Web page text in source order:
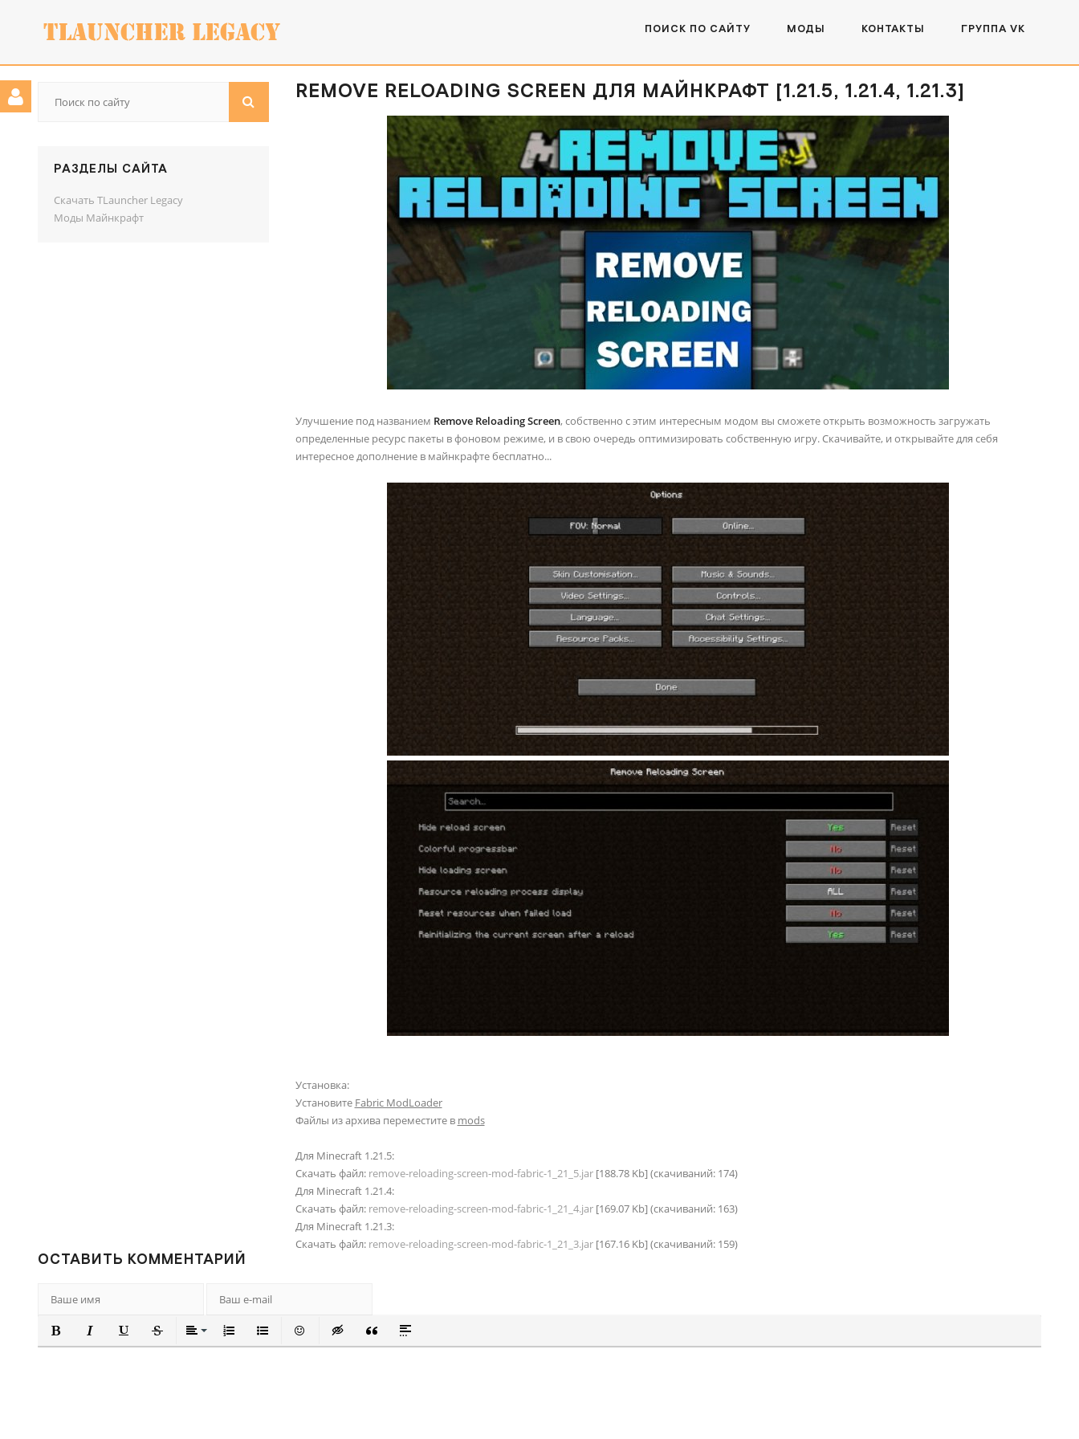
ПОИСК ПО САЙТУ МОДЫ КОНТАКТЫ ГРУППА VK
REMOVE RELOADING SCREEN ДЛЯ МАЙНКРАФТ [1.21.5, 1.21.4, 1.21.3]
Улучшение под названием Remove Reloading Screen, собственно с этим интересным модом вы сможете открыть возможность загружать
определенные ресурс пакеты в фоновом режиме, и в свою очередь оптимизировать собственную игру. Скачивайте, и открывайте для себя
интересное дополнение в майнкрафте бесплатно...
Установка:
Установите Fabric ModLoader
Файлы из архива переместите в mods
Для Minecraft 1.21.5:
Скачать файл: remove-reloading-screen-mod-fabric-1_21_5.jar [188.78 Kb] (cкачиваний: 174)
Для Minecraft 1.21.4:
Скачать файл: remove-reloading-screen-mod-fabric-1_21_4.jar [169.07 Kb] (cкачиваний: 163)
Для Minecraft 1.21.3:
Скачать файл: remove-reloading-screen-mod-fabric-1_21_3.jar [167.16 Kb] (cкачиваний: 159)
РАЗДЕЛЫ САЙТА
Скачать TLauncher Legacy
Моды Майнкрафт
ОСТАВИТЬ КОММЕНТАРИЙ
ПОЛУЖИРНЫЙ
КУРСИВПОДЧЕРКНУТЫЙ
ЗАЧЕРКНУТЫЙВЫРАВНИВАНИЕ
НУМЕРОВАННЫЙ СПИСОК
МАРКИРОВАННЫЙ СПИСОК
ВСТАВИТЬ СМАЙЛИК
ВСТАВКА СКРЫТОГО ТЕКСТА
ВСТАВКА ЦИТАТЫ
ВСТАВКА СПОЙЛЕРА